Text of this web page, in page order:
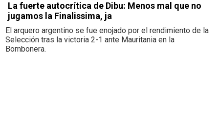
La fuerte autocrítica de Dibu: Menos mal que no
jugamos la Finalissima, ja
El arquero argentino se fue enojado por el rendimiento de la
Selección tras la victoria 2-1 ante Mauritania en la
Bombonera.